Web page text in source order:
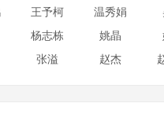
王予柯 温秀娟
杨志栋 姚晶
张溢 赵杰